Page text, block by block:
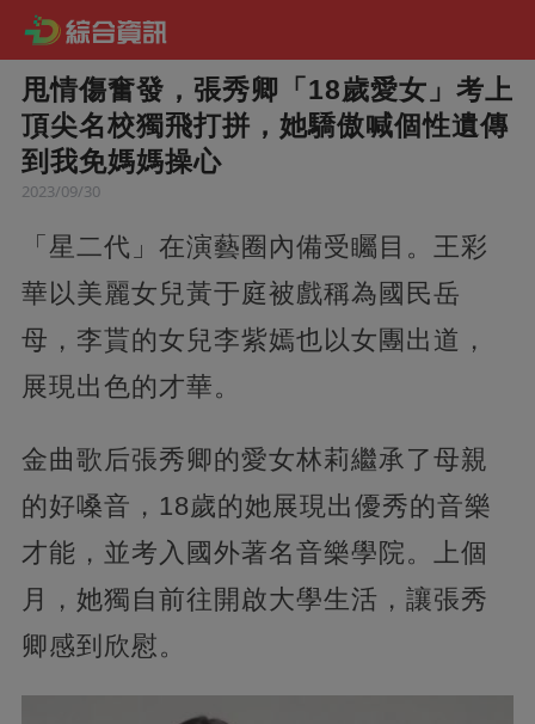
甩情傷奮發，張秀卿「18歲愛女」考上
頂尖名校獨飛打拼，她驕傲喊個性遺傳
到我免媽媽操心
2023/09/30
「星二代」在演藝圈內備受矚目。王彩
華以美麗女兒黃于庭被戲稱為國民岳
母，李貰的女兒李紫嫣也以女團出道，
展現出色的才華。
金曲歌后張秀卿的愛女林莉繼承了母親
的好嗓音，18歲的她展現出優秀的音樂
才能，並考入國外著名音樂學院。上個
月，她獨自前往開啟大學生活，讓張秀
卿感到欣慰。